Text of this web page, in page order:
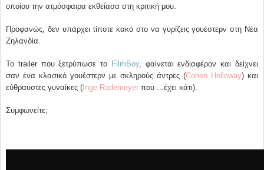
οποίου την ατμόσφαιρα εκθείασα στη κριτική μου.
Προφανώς, δεν υπάρχει τίποτε κακό στο να γυρίζεις γουέστερν στη Νέα
Ζηλανδία.
Το trailer που ξετρύπωσε το FilmBoy, φαίνεται ενδιαφέρον και δείχνει
σαν ένα κλασικό γουέστερν με σκληρούς άντρες (Cohen Holloway) και
εύθραυστες γυναίκες ( Inge Rademeyer που ...έχει κάτι).
Συμφωνείτε;